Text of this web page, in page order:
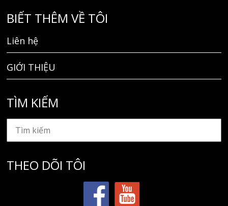
BIẾT THÊM VỀ TÔI
Liên hệ
GIỚI THIỆU
TÌM KIẾM
THEO DÕI TÔI